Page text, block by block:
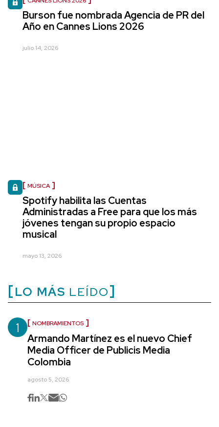
Burson fue nombrada Agencia de PR del
Año en Cannes Lions 2026
julio 14, 2026
MÚSICA
Spotify habilita las Cuentas
Administradas a Free para que los más
jóvenes tengan su propio espacio
musical
mayo 13, 2026
LO MÁS LEÍDO
1 NOMBRAMIENTOS
Armando Martínez es el nuevo Chief
Media Officer de Publicis Media
Colombia
agosto 5, 2026